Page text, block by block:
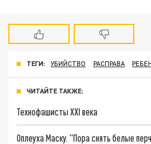
ТЕГИ: УБИЙСТВО РАСПРАВА
ЧИТАЙТЕ ТАКЖЕ:
Технофашисты XXI века
Оплеуха Маску. "Пора снять белые